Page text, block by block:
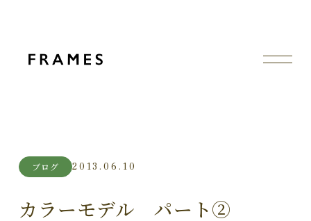
ブログ 2013.06.10
カラーモデル パート②